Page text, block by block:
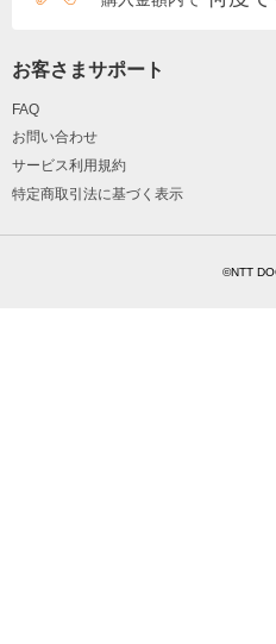
お客さまサポート
FAQ
お問い合わせ
サービス利用規約
特定商取引法に基づく表示
©NTT